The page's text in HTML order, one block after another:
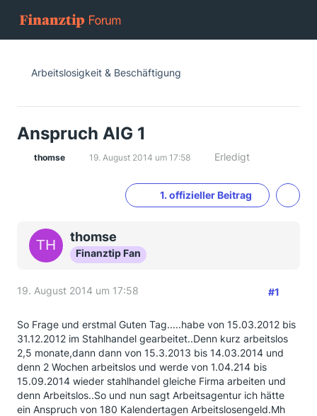
Arbeitslosigkeit & Beschäftigung
Anspruch AlG 1
thomse 19. August 2014 um 17:58 Erledigt
1. offizieller Beitrag
thomse
Finanztip Fan
19. August 2014 um 17:58 #1
So Frage und erstmal Guten Tag.....habe von 15.03.2012 bis
31.12.2012 im Stahlhandel gearbeitet..Denn kurz arbeitslos
2,5 monate,dann dann von 15.3.2013 bis 14.03.2014 und
denn 2 Wochen arbeitslos und werde von 1.04.214 bis
15.09.2014 wieder stahlhandel gleiche Firma arbeiten und
denn Arbeitslos..So und nun sagt Arbeitsagentur ich hätte
ein Anspruch von 180 Kalendertagen Arbeitslosengeld.Mh